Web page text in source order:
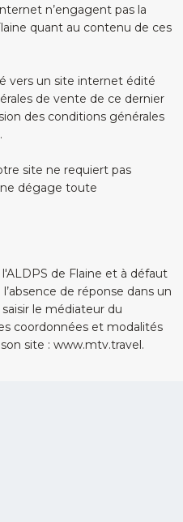
n’engagent pas la
quant au contenu de ces
vers un site internet édité
de vente de ce dernier
des conditions générales
site ne requiert pas
dégage toute
de Flaine et à défaut
de réponse dans un
le médiateur du
coordonnées et modalités
site : www.mtv.travel.